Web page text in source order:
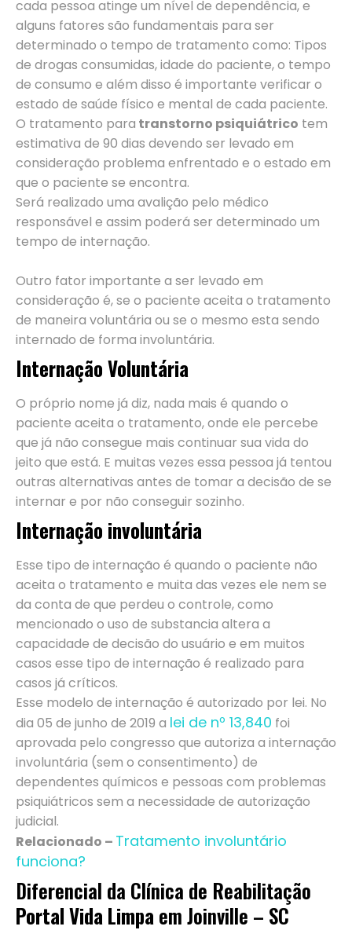
cada pessoa atinge um nível de dependência, e
alguns fatores são fundamentais para ser
determinado o tempo de tratamento como: Tipos
de drogas consumidas, idade do paciente, o tempo
de consumo e além disso é importante verificar o
estado de saúde físico e mental de cada paciente.
O tratamento para transtorno psiquiátrico tem
estimativa de 90 dias devendo ser levado em
consideração problema enfrentado e o estado em
que o paciente se encontra.
Será realizado uma avalição pelo médico
responsável e assim poderá ser determinado um
tempo de internação.
Outro fator importante a ser levado em
consideração é, se o paciente aceita o tratamento
de maneira voluntária ou se o mesmo esta sendo
internado de forma involuntária.
Internação Voluntária
O próprio nome já diz, nada mais é quando o
paciente aceita o tratamento, onde ele percebe
que já não consegue mais continuar sua vida do
jeito que está. E muitas vezes essa pessoa já tentou
outras alternativas antes de tomar a decisão de se
internar e por não conseguir sozinho.
Internação involuntária
Esse tipo de internação é quando o paciente não
aceita o tratamento e muita das vezes ele nem se
da conta de que perdeu o controle, como
mencionado o uso de substancia altera a
capacidade de decisão do usuário e em muitos
casos esse tipo de internação é realizado para
casos já críticos.
Esse modelo de internação é autorizado por lei. No
dia 05 de junho de 2019 a lei de nº 13,840 foi
aprovada pelo congresso que autoriza a internação
involuntária (sem o consentimento) de
dependentes químicos e pessoas com problemas
psiquiátricos sem a necessidade de autorização
judicial.
Relacionado – Tratamento involuntário
funciona?
Diferencial da Clínica de Reabilitação
Portal Vida Limpa em Joinville – SC